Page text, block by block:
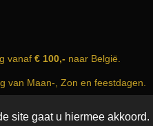
site gaat u hiermee akkoord.
vanaf € 100,- naar België.
van Maan-, Zon en feestdagen.